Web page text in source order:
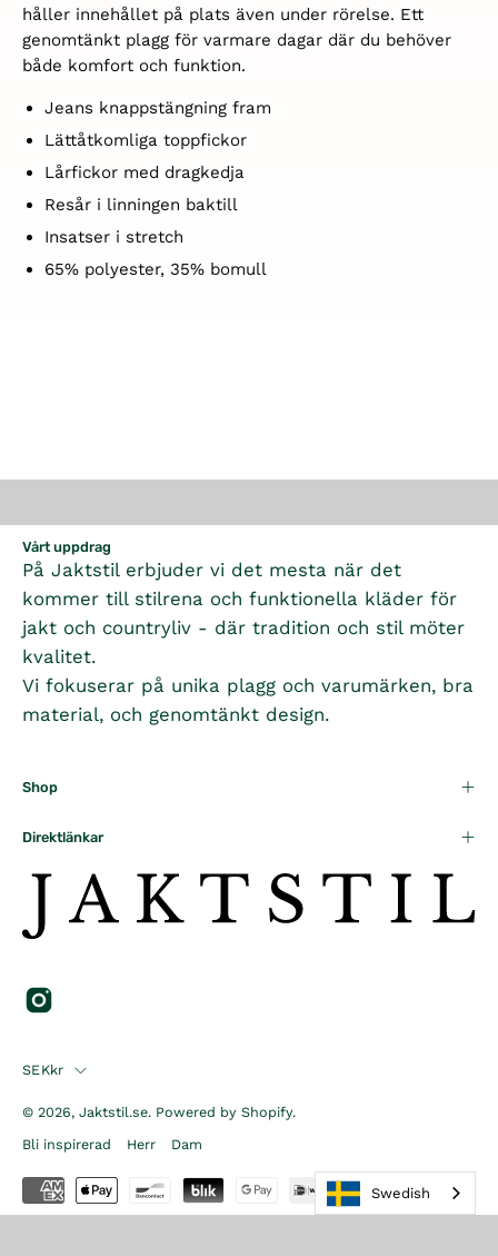
håller innehållet på plats även under rörelse. Ett
genomtänkt plagg för varmare dagar där du behöver
både komfort och funktion.
Jeans knappstängning fram
Lättåtkomliga toppfickor
Lårfickor med dragkedja
Resår i linningen baktill
Insatser i stretch
65% polyester, 35% bomull
Vårt uppdrag
På Jaktstil erbjuder vi det mesta när det
kommer till stilrena och funktionella kläder för
jakt och countryliv - där tradition och stil möter
kvalitet.
Vi fokuserar på unika plagg och varumärken, bra
material, och genomtänkt design.
Shop
Direktlänkar
Country
SEKkr
© 2026, Jaktstil.se. Powered by Shopify.
Bli inspirerad
Herr Dam
Swedish